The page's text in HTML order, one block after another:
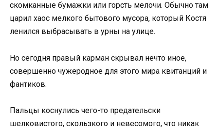
скомканные бумажки или горсть мелочи. Обычно там
царил хаос мелкого бытового мусора, который Костя
ленился выбрасывать в урны на улице.
Но сегодня правый карман скрывал нечто иное,
совершенно чужеродное для этого мира квитанций и
фантиков.
Пальцы коснулись чего-то предательски
шелковистого, скользкого и невесомого, что никак